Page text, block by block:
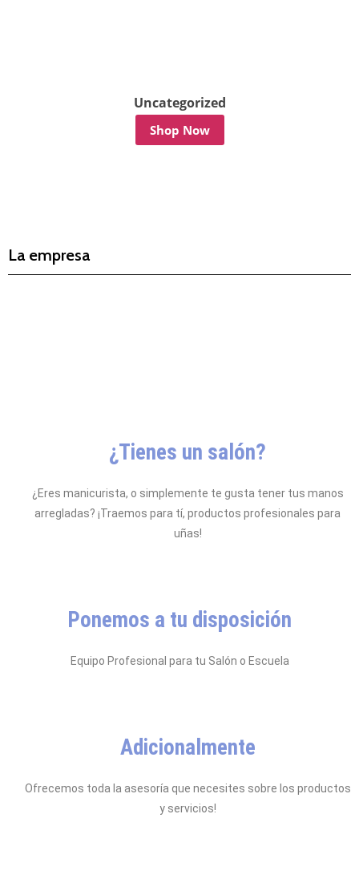
Uncategorized
Shop Now
La empresa
¿Tienes un salón?
¿Eres manicurista, o simplemente te gusta tener tus manos
arregladas? ¡Traemos para tí, productos profesionales para
uñas!
Ponemos a tu disposición
Equipo Profesional para tu Salón o Escuela
Adicionalmente
Ofrecemos toda la asesoría que necesites sobre los productos
y servicios!